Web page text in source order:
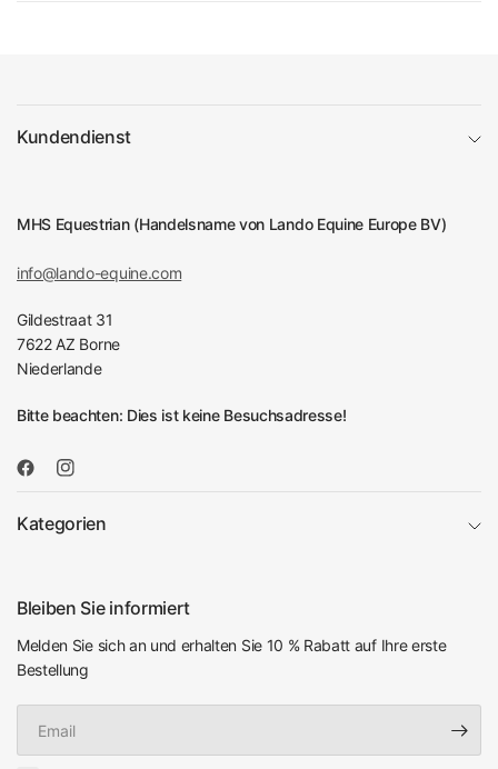
Kundendienst
MHS Equestrian (Handelsname von Lando Equine Europe BV)
info@lando-equine.com
Gildestraat 31
7622 AZ Borne
Niederlande
Bitte beachten: Dies ist keine Besuchsadresse!
Kategorien
Bleiben Sie informiert
Melden Sie sich an und erhalten Sie 10 % Rabatt auf Ihre erste
Bestellung